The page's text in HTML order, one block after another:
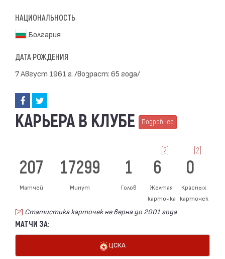
НАЦИОНАЛЬНОСТЬ
Болгария
ДАТА РОЖДЕНИЯ
7 Август 1961 г. /возраст: 65 года/
КАРЬЕРА В КЛУБЕ Подробнее
207
Матчей
17299
Минут
1
Голов
6
[2]
Желтая
карточка
0
[2]
Красных
карточек
[2] Статистика карточек не верна до 2001 года
МАТЧИ ЗА:
ЦСКА